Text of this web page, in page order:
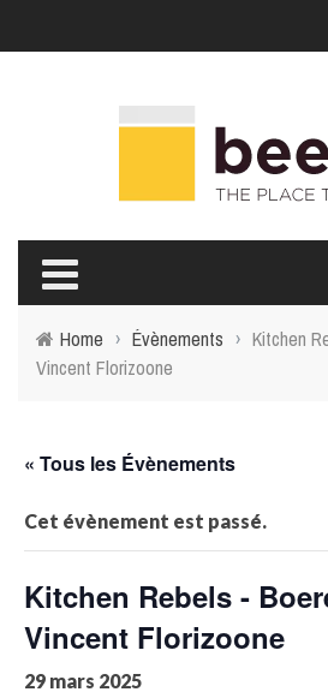
Home › Évènements › Kitchen
Vincent Florizoone
« Tous les Évènements
Cet évènement est passé.
Kitchen Rebels -
Vincent Florizoone
29 mars 2025